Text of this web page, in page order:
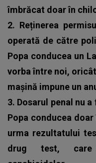
îmbrăcat doar în
2. Reținerea
operată de către
Popa conducea un
vorba între noi,
mașină impune un
3. Dosarul penal nu
Popa conducea
urma rezultatului
drug test, care